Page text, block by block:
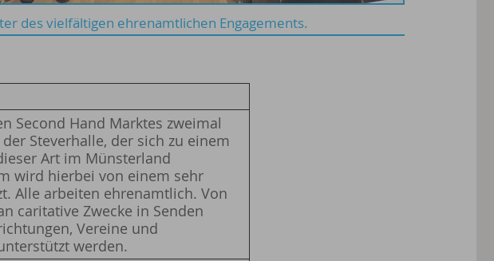
des vielfältigen ehrenamtlichen Engagements.
Second Hand Marktes zweimal
Steverhalle, der sich zu einem
Art im Münsterland
wird hierbei von einem sehr
Alle arbeiten ehrenamtlich. Von
caritative Zwecke in Senden
Vereine und
werden.